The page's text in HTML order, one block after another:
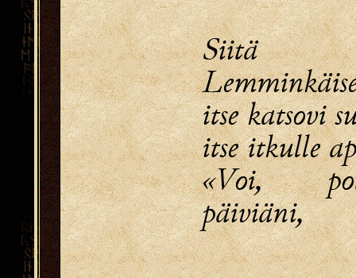
Siitä
itse katsovi
itse itkulle
«Voi,
päiviäni,